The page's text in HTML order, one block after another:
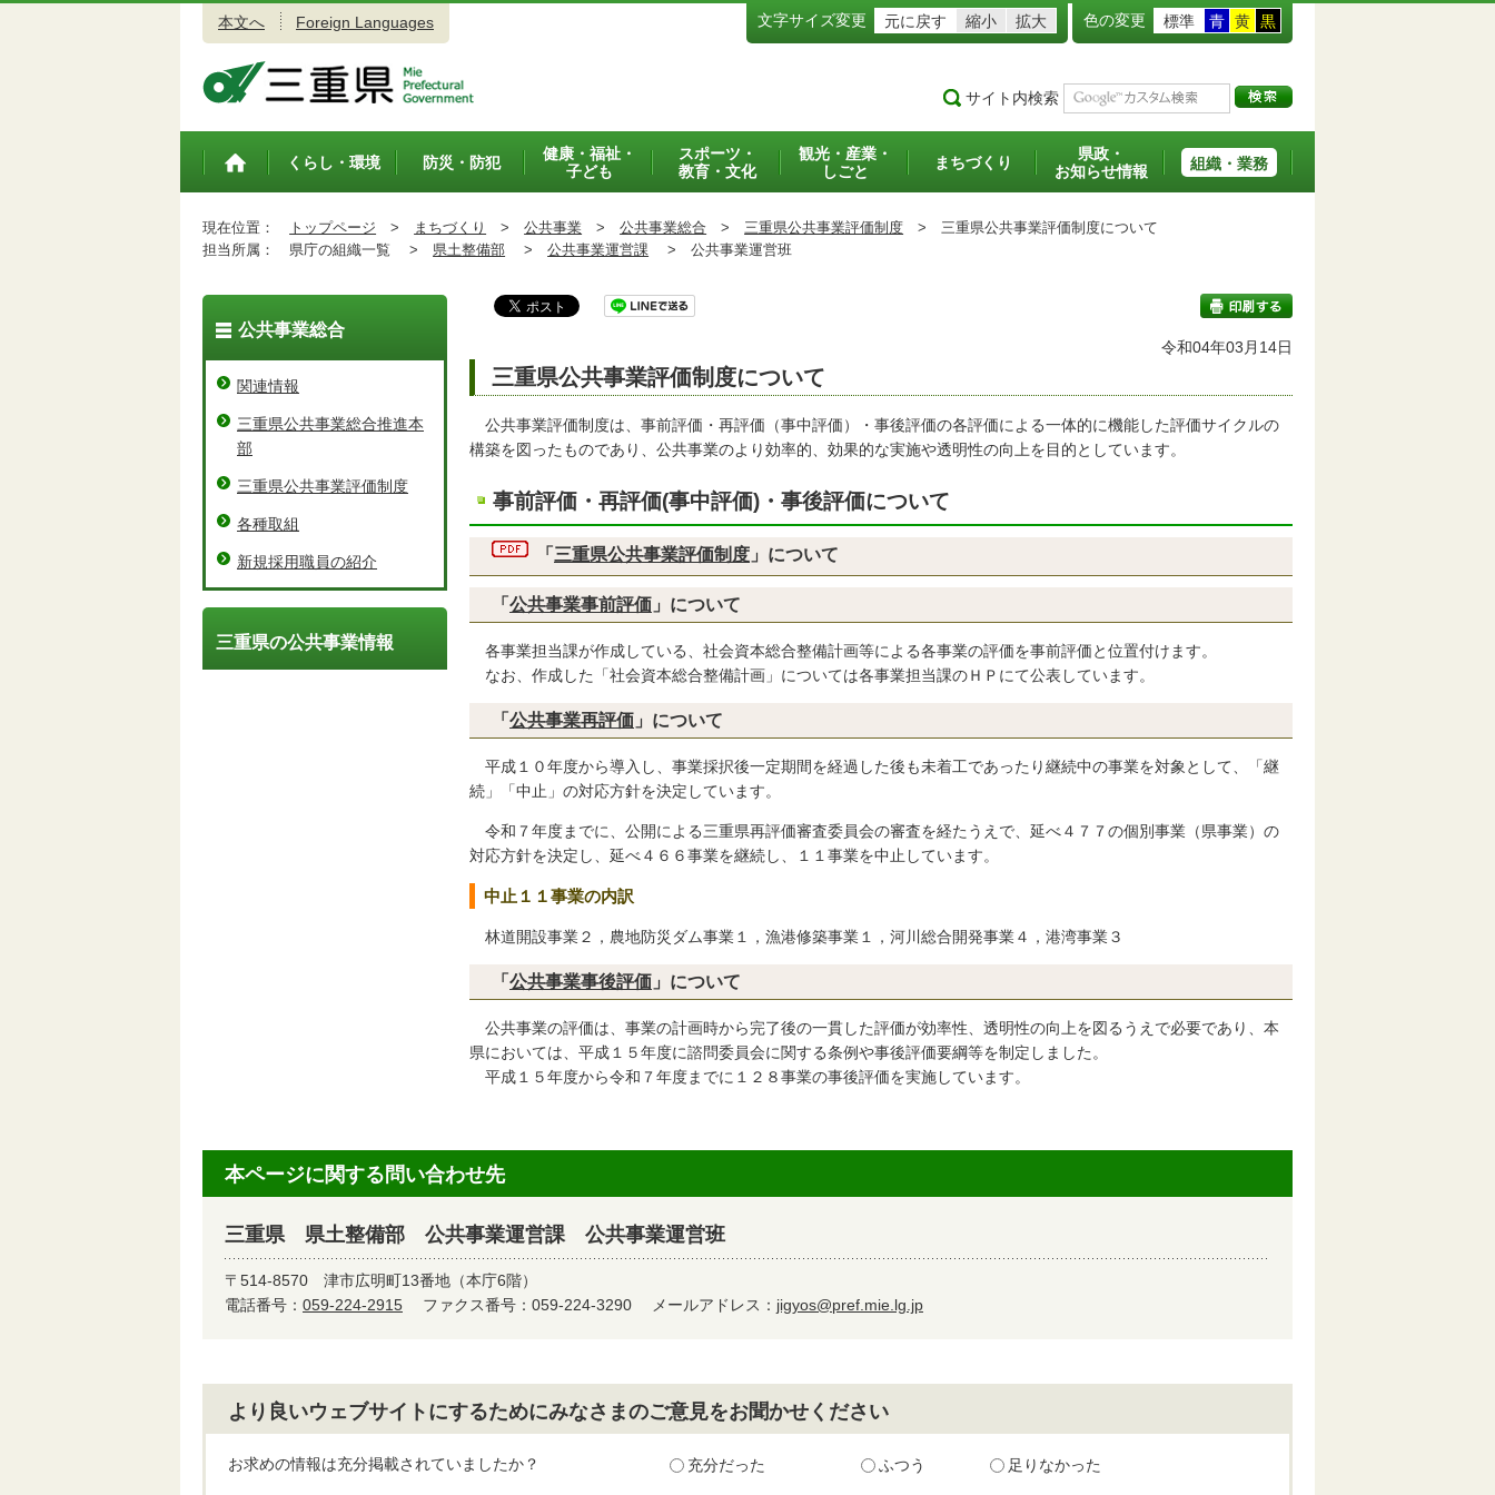
本文へ Foreign Languages 文字サイズ変更 元に戻す 縮小 拡大 色の変更 標準 青 黄 黒
サイト内検索
トップペ
くらし・環境 防災・防犯
健康・福祉・
子ども
スポーツ・
教育・文化
観光・産業・
しごと
まちづくり
県政・
お知らせ情報
組織・業務
現在位置： トップページ > まちづくり > 公共事業 > 公共事業総合 > 三重県公共事業評価制度 > 三重県公共事業評価制度について
担当所属：
県庁の組織一覧 > 県土整備部 > 公共事業運営課 > 公共事業運営班
印刷する
令和04年03月14日
三重県公共事業評価制度について
公共事業評価制度は、事前評価・再評価（事中評価）・事後評価の各評価による一体的に機能した評価サイクルの
構築を図ったものであり、公共事業のより効率的、効果的な実施や透明性の向上を目的としています。
事前評価・再評価(事中評価)・事後評価について
「 三重県公共事業評価制度 」について
「 公共事業事前評価 」について
各事業担当課が作成している、社会資本総合整備計画等による各事業の評価を事前評価と位置付けます。
なお、作成した「社会資本総合整備計画」については各事業担当課のＨＰにて公表しています。
「 公共事業再評価 」について
平成１０年度から導入し、事業採択後一定期間を経過した後も未着工であったり継続中の事業を対象として、「継
続」「中止」の対応方針を決定しています。
令和７年度までに、公開による三重県再評価審査委員会の審査を経たうえで、延べ４７７の個別事業（県事業）の
対応方針を決定し、延べ４６６事業を継続し、１１事業を中止しています。
中止１１事業の内訳
林道開設事業２，農地防災ダム事業１，漁港修築事業１，河川総合開発事業４，港湾事業３
「 公共事業事後評価 」について
公共事業の評価は、事業の計画時から完了後の一貫した評価が効率性、透明性の向上を図るうえで必要であり、本
県においては、平成１５年度に諮問委員会に関する条例や事後評価要綱等を制定しました。
平成１５年度から令和７年度までに１２８事業の事後評価を実施しています。
公共事業総合
関連情報
三重県公共事業総合推進本
部
三重県公共事業評価制度
各種取組
新規採用職員の紹介
三重県の公共事業情報
本ページに関する問い合わせ先
三重県 県土整備部 公共事業運営課 公共事業運営班
〒514-8570 津市広明町13番地（本庁6階）
電話番号： 059-224-2915 ファクス番号：059-224-3290 メールアドレス： jigyos@pref.mie.lg.jp
より良いウェブサイトにするためにみなさまのご意見をお聞かせください
お求めの情報は充分掲載されていましたか？ 充分だった ふつう 足りなかった